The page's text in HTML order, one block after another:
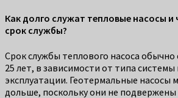
Как долго служат тепловые насосы и
срок службы?
Срок службы теплового насоса обычно
25 лет, в зависимости от типа системы
эксплуатации. Геотермальные насосы
дольше, поскольку они не